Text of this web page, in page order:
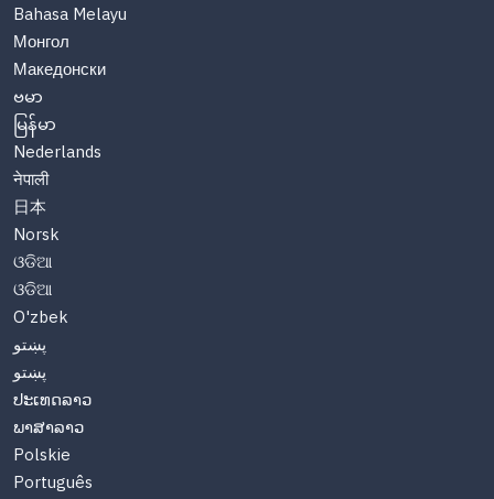
Bahasa Melayu
Монгол
Македонски
ဗမာ
မြန်မာ
Nederlands
नेपाली
日本
Norsk
ଓଡିଆ
ଓଡିଆ
O'zbek
پښتو
پښتو
ປະເທດລາວ
ພາສາລາວ
Polskie
Português